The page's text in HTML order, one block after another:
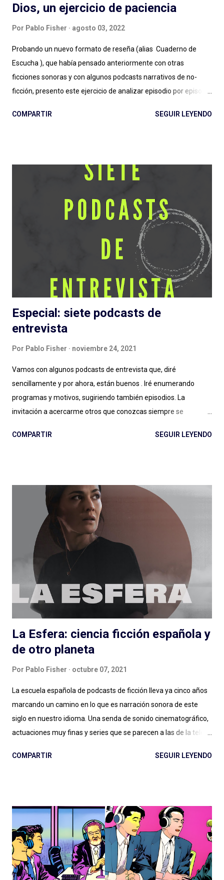
Dios, un ejercicio de paciencia
Por Pablo Fisher agosto 03, 2022
Probando un nuevo formato de reseña (alias Cuaderno de
Escucha ), que había pensado anteriormente con otras
ficciones sonoras y con algunos podcasts narrativos de no-
ficción, presento este ejercicio de analizar episodio por episodio
grande de Podium Podcast para 2022 y el regreso al guión de
partes, recordando la recomendación de escuchar antes los
también para evitar spoilers que trataré (en lo posible) de no
cometer. Escuchar: Web , Spotify , otras . Episodio 1: La Plaga
Me chocó de entrada que sea otra serie de ficción sobre
pandemias . Siento que necesitamos un respiro (de la
pandemia en la vida, primero, y del tema en general) en cuanto
COMPARTIR SEGUIR LEYENDO
Especial: siete podcasts de
entrevista
Por Pablo Fisher noviembre 24, 2021
Vamos con algunos podcasts de entrevista que, diré
sencillamente y por ahora, están buenos . Iré enumerando
programas y motivos, sugiriendo también episodios. La
invitación a acercarme otros que conozcas siempre se
se puede llegar a un podcast por la persona entrevistada, por
entrevista con dos hosts que hablan mucho puede salir bien? Si
escuchan, si preguntan, hacen reír, hacen pensar y logran
meter en zona sillón a todas las personas que pasan por el
ciclo, funciona muy bien lo que hacen Alejandro Cardona y
Sebastián Rojas en este podcast que parece de conversación
pero (por suerte) no lo es. Muchos minutos de entrevista
condensados en alrededor de una hora (y monedas) con
personas que podés conocer de una cosa y nos hablan de otra,
de una muy...
COMPARTIR SEGUIR LEYENDO
La Esfera: ciencia ficción española y
de otro planeta
Por Pablo Fisher octubre 07, 2021
La escuela española de podcasts de ficción lleva ya cinco años
marcando un camino en lo que es narración sonora de este
siglo en nuestro idioma. Una senda de sonido cinematográfico,
actuaciones muy finas y series que se parecen a las de la tele
Apagón en adelante. Ese nivel presupuestario, esa dedicación
del viejo radioteatro. En ese rumbo, La Esfera es la gran
superproducción que entregó Podium Podcast este año, con
una historia (nuevamente) de ciencia ficción que retoma un
tema clásico del género: los OVNIs, la presencia extraterrestre
en nuestro planeta, las conspiraciones gubernamentales y "The
COMPARTIR SEGUIR LEYENDO